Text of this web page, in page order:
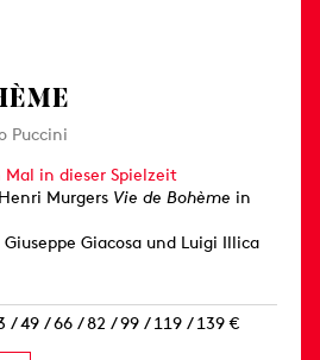
Puccini
in dieser Spielzeit
Murgers Vie de Bohème in
Giacosa und Luigi Illica
/ 49 / 66 / 82 / 99 / 119 / 139 €